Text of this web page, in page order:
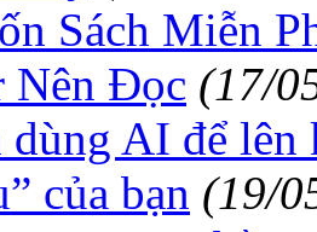
Sách Miễn
Nên Đọc (17/
dùng AI để lên
của bạn (19/